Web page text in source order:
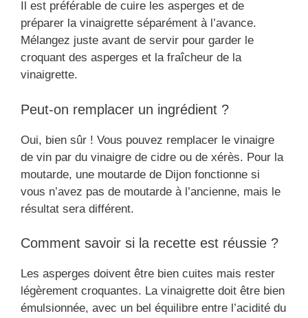
Il est préférable de cuire les asperges et de
préparer la vinaigrette séparément à l’avance.
Mélangez juste avant de servir pour garder le
croquant des asperges et la fraîcheur de la
vinaigrette.
Peut-on remplacer un ingrédient ?
Oui, bien sûr ! Vous pouvez remplacer le vinaigre
de vin par du vinaigre de cidre ou de xérès. Pour la
moutarde, une moutarde de Dijon fonctionne si
vous n’avez pas de moutarde à l’ancienne, mais le
résultat sera différent.
Comment savoir si la recette est réussie ?
Les asperges doivent être bien cuites mais rester
légèrement croquantes. La vinaigrette doit être bien
émulsionnée, avec un bel équilibre entre l’acidité du